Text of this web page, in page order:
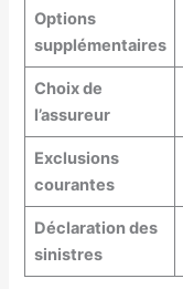
Options
supplémentaires
Choix de
l’assureur
Exclusions
courantes
Déclaration des
sinistres